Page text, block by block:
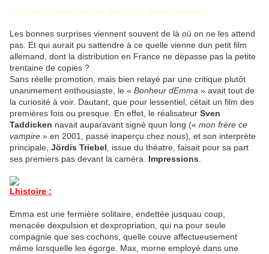
« Tu vois ça ne fait pas mal, je te lavais promis »
Les bonnes surprises viennent souvent de là où on ne les attend
pas. Et qui aurait pu sattendre à ce quelle vienne dun petit film
allemand, dont la distribution en France ne dépasse pas la petite
trentaine de copies ?
Sans réelle promotion, mais bien relayé par une critique plutôt
unanimement enthousiaste, le « Bonheur dEmma » avait tout de
la curiosité à voir. Dautant, que pour lessentiel, cétait un film des
premières fois ou presque. En effet, le réalisateur Sven
Taddicken navait auparavant signé quun long (« mon frère ce
vampire » en 2001, passé inaperçu chez nous), et son interprète
principale, Jördis Triebel , issue du théatre, faisait pour sa part
ses premiers pas devant la caméra. Impressions
Lhistoire :
Emma est une fermière solitaire, endettée jusquau coup,
menacée dexpulsion et dexpropriation, qui na pour seule
compagnie que ses cochons, quelle couve affectueusement
même lorsquelle les égorge. Max, morne employé dans une